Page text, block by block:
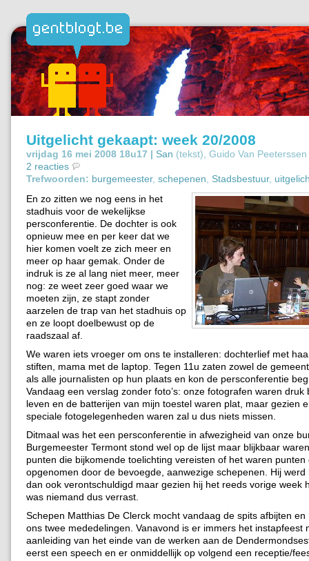
Uitgelicht gekaapt: week 20/2008
vrijdag 16 mei 2008 18u17 | San (tekst), Guido Van
2 reacties
Trefwoorden: burgemeester, schepenen Stadsbestuur,
En zo zitten we nog eens in het
stadhuis voor de wekelijkse
persconferentie. De dochter is ook
opnieuw mee en per keer dat we
hier komen voelt ze zich meer en
meer op haar gemak. Onder de
indruk is ze al lang niet meer, meer
nog: ze weet zeer goed waar we
moeten zijn, ze stapt zonder
aarzelen de trap van het stadhuis op
en ze loopt doelbewust op de
raadszaal af.
We waren iets vroeger om ons te installeren: dochterlief met
stiften, mama met de laptop. Tegen 11u zaten zowel de
als alle journalisten op hun plaats en kon de persconferentie
Vandaag een verslag zonder foto’s: onze fotografen waren druk
leven en de batterijen van mijn toestel waren plat, maar gezien
speciale fotogelegenheden waren zal u dus niets missen.
Ditmaal was het een persconferentie in afwezigheid van onze
Burgemeester Termont stond wel op de lijst maar blijkbaar
punten die bijkomende toelichting vereisten of het waren punten
opgenomen door de bevoegde, aanwezige schepenen. Hij werd
dan ook verontschuldigd maar gezien hij het reeds vorige week
was niemand dus verrast.
Schepen Matthias De Clerck mocht vandaag de spits afbijten en
ons twee mededelingen. Vanavond is er immers het instapfeest
aanleiding van het einde van de werken aan de
eerst een speech en er onmiddellijk op volgend een receptie/